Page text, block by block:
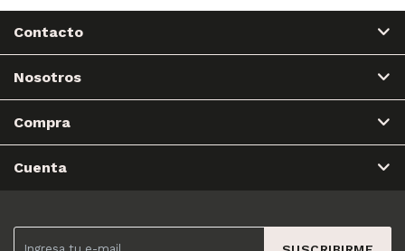
Contacto
Nosotros
Compra
Cuenta